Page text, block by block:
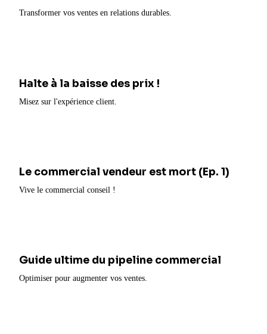
Transformer vos ventes en relations durables.
Halte à la baisse des prix !
Misez sur l'expérience client.
Le commercial vendeur est mort (Ep. 1)
Vive le commercial conseil !
Guide ultime du pipeline commercial
Optimiser pour augmenter vos ventes.